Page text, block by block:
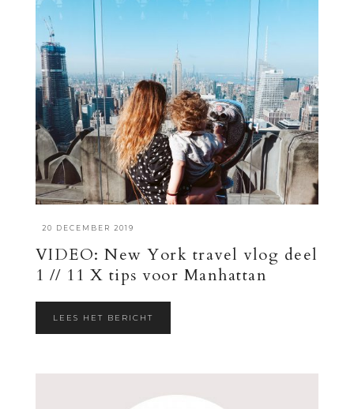
20 DECEMBER 2019
VIDEO: New York travel vlog deel
1 // 11 X tips voor Manhattan
LEES HET BERICHT